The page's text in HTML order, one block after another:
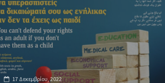
17 Δεκεμβρίου, 2022